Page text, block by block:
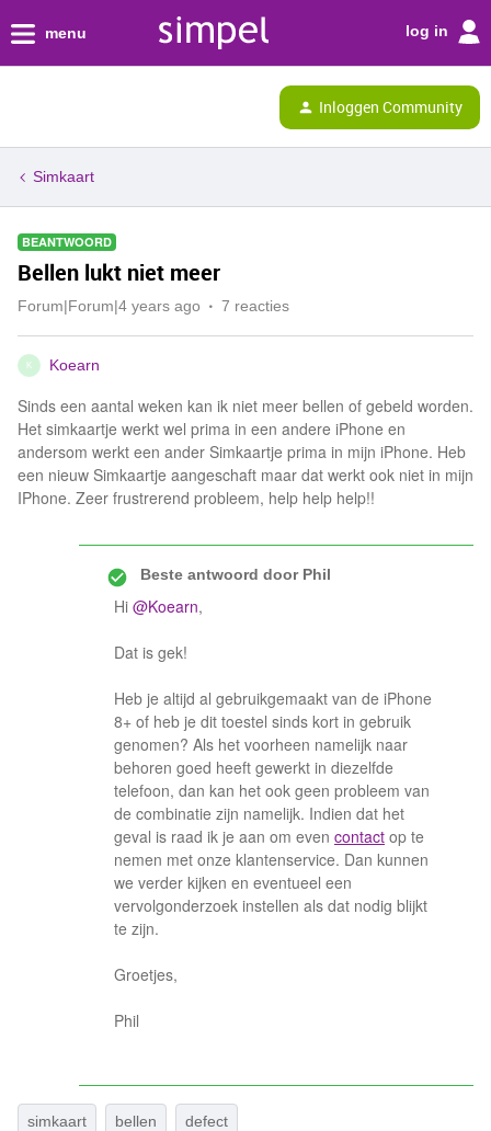
menu log in
Inloggen Community
Simkaart
BEANTWOORD
Bellen lukt niet meer
Forum|Forum|4 years ago 7 reacties
K Koearn
Sinds een aantal weken kan ik niet meer bellen of gebeld worden.
Het simkaartje werkt wel prima in een andere iPhone en
andersom werkt een ander Simkaartje prima in mijn iPhone. Heb
een nieuw Simkaartje aangeschaft maar dat werkt ook niet in mijn
IPhone. Zeer frustrerend probleem, help help help!!
Beste antwoord doorPhil
Hi @Koearn,
Dat is gek!
Heb je altijd al gebruikgemaakt van de iPhone
8+ of heb je dit toestel sinds kort in gebruik
genomen? Als het voorheen namelijk naar
behoren goed heeft gewerkt in diezelfde
telefoon, dan kan het ook geen probleem van
de combinatie zijn namelijk. Indien dat het
geval is raad ik je aan om even contact op te
nemen met onze klantenservice. Dan kunnen
we verder kijken en eventueel een
vervolgonderzoek instellen als dat nodig blijkt
te zijn.
Groetjes,
Phil
simkaart bellen defect